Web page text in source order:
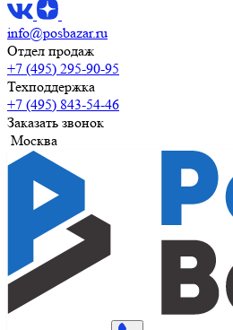
info@posbazar.ru
Отдел продаж
+7 (495) 295-90-95
Техподдержка
+7 (495) 843-54-46
Заказать звонок
Москва